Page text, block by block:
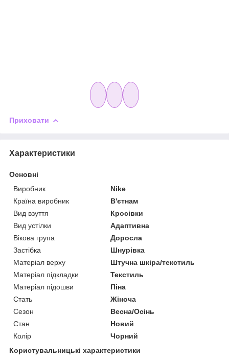
Приховати
Характеристики
Основні
Виробник
Nike
Країна виробник
В'єтнам
Вид взуття
Кросівки
Вид устілки
Адаптивна
Вікова група
Доросла
Застібка
Шнурівка
Матеріал верху
Штучна шкіра/текстиль
Матеріал підкладки
Текстиль
Матеріал підошви
Піна
Стать
Жіноча
Сезон
Весна/Осінь
Стан
Новий
Колір
Чорний
Користувальницькі характеристики